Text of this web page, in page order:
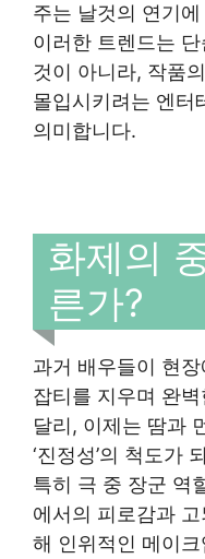
주는 날것의 연기
이러한 트렌드는
것이 아니라, 작품
몰입시키려는 엔터
의미합니다.
화제의
른가?
과거 배우들이 현
잡티를 지우며 완
달리, 이제는 땀과
‘진정성’의 척도가
특히 극 중 장군 역
에서의 피로감과
해 인위적인 메이